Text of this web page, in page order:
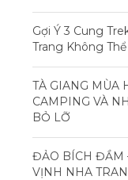
Gợi Ý 3 Cung
Trang Không
TÀ GIANG MÙA
CAMPING VÀ
BỎ LỠ
ĐẢO BÍCH ĐẦM
VỊNH NHA